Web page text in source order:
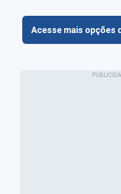
Acesse mais opções